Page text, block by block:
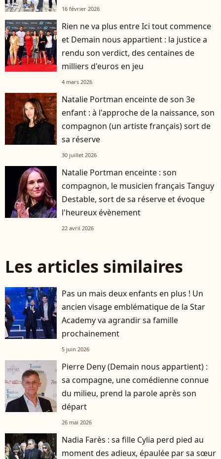
16 février 2026
Rien ne va plus entre Ici tout commence
et Demain nous appartient : la justice a
rendu son verdict, des centaines de
milliers d'euros en jeu
4 mars 2026
Natalie Portman enceinte de son 3e
enfant : à l'approche de la naissance, son
compagnon (un artiste français) sort de
sa réserve
30 juillet 2026
Natalie Portman enceinte : son
compagnon, le musicien français Tanguy
Destable, sort de sa réserve et évoque
l'heureux évènement
22 avril 2026
Les articles similaires
Pas un mais deux enfants en plus ! Un
ancien visage emblématique de la Star
Academy va agrandir sa famille
prochainement
5 juin 2026
Pierre Deny (Demain nous appartient) :
sa compagne, une comédienne connue
du milieu, prend la parole après son
départ
26 mai 2026
Nadia Farès : sa fille Cylia perd pied au
moment des adieux, épaulée par sa sœur